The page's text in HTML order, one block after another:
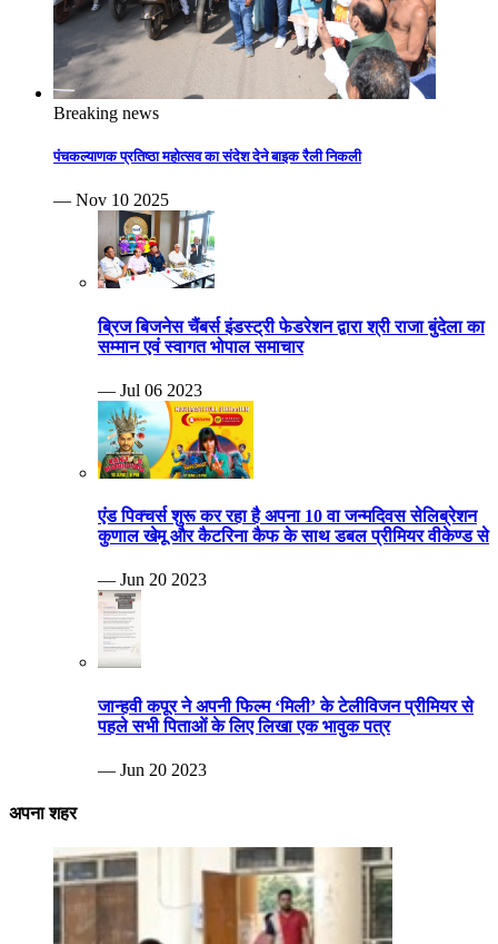
Breaking news
पंचकल्याणक प्रतिष्ठा महोत्सव का संदेश देने बाइक रैली निकली
— Nov 10 2025
ब्रिज बिजनेस चैंबर्स इंडस्ट्री फेडरेशन द्वारा श्री राजा बुंदेला का
सम्मान एवं स्वागत भोपाल समाचार
— Jul 06 2023
एंड पिक्चर्स शुरू कर रहा है अपना 10 वा जन्मदिवस सेलिब्रेशन
कुणाल खेमू और कैटरिना कैफ के साथ डबल प्रीमियर वीकेण्ड से
— Jun 20 2023
जान्हवी कपूर ने अपनी फिल्म ‘मिली’ के टेलीविजन प्रीमियर से
पहले सभी पिताओं के लिए लिखा एक भावुक पत्र
— Jun 20 2023
अपना शहर